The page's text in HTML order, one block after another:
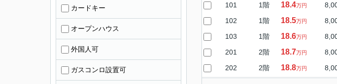
101 1階 18.4万円
102 1階 18.5万円
103 1階 18.6万円
201 2階 18.7万円
202 2階 18.8万円
カードキー
オープンハウス
外国人可
ガスコンロ設置可